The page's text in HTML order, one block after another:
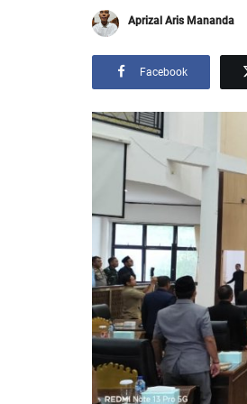
Aprizal Aris Mananda
Facebook